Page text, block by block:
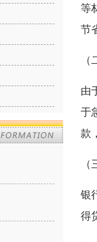
等
节
由
于
款
银
得